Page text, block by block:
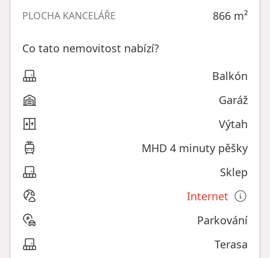
PLOCHA KANCELÁŘE 866 m²
Co tato nemovitost nabízí?
Balkón
Garáž
Výtah
MHD 4 minuty pěšky
Sklep
Internet
Parkování
Terasa